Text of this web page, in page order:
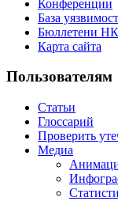
Конференции
База
Бюллетени
Карта сайта
Пользователям
Статьи
Глоссарий
Проверить
Медиа